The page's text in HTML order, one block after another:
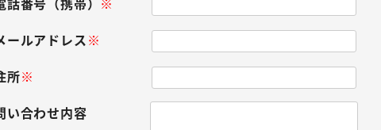
ールアドレス※
所※
い合わせ内容